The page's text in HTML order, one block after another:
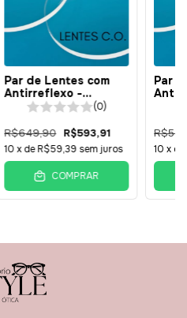
Par de Lentes com
Antirreflexo -
Policarbonato 1.59 -
(0)
R$649,90 R$593,91
10 x deR$59,39 sem juros
COMPRAR
Par
10 x de